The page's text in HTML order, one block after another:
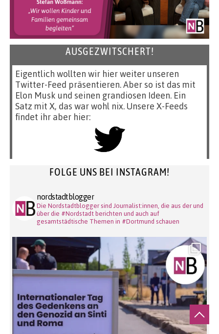
AUSGEZWITSCHERT!
Eigentlich wollten wir hier weiter unseren
Twitter-Feed präsentieren. Aber so ist das mit
Elon Musk und seinen grandiosen Ideen. Ein
Satz mit X, das war wohl nix. Unsere X-Feeds
findet ihr aber hier:
FOLGE UNS BEI INSTAGRAM!
nordstadtblogger
Die Nordstadtblogger sind Journalist:innen, die aus der und
über die #Nordstadt berichten und auch auf
gesamtstädtische Themen in #Dortmund schauen